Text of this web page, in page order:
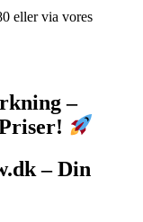
eller via vores
–
– Din